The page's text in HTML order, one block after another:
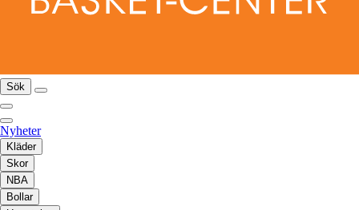
Sök
Nyheter
Kläder
Skor
NBA
Bollar